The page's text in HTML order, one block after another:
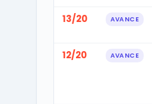
13/20 AVANCE
12/20 AVANCE